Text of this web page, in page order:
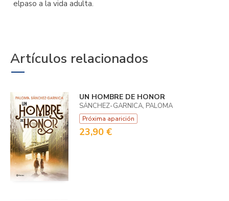
elpaso a la vida adulta.
Artículos relacionados
UN HOMBRE DE HONOR
SÁNCHEZ-GARNICA, PALOMA
Próxima aparición
23,90 €